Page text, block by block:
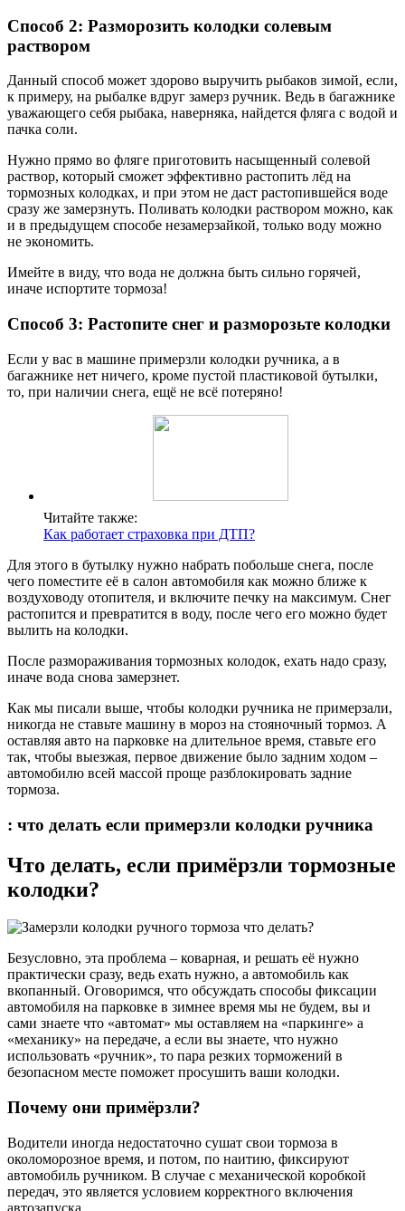
Способ 2: Разморозить колодки солевым
раствором
Данный способ может здорово выручить рыбаков зимой, если,
к примеру, на рыбалке вдруг замерз ручник. Ведь в багажнике
уважающего себя рыбака, наверняка, найдется фляга с водой и
пачка соли.
Нужно прямо во фляге приготовить насыщенный солевой
раствор, который сможет эффективно растопить лёд на
тормозных колодках, и при этом не даст растопившейся воде
сразу же замерзнуть. Поливать колодки раствором можно, как
и в предыдущем способе незамерзайкой, только воду можно
не экономить.
Имейте в виду, что вода не должна быть сильно горячей,
иначе испортите тормоза!
Способ 3: Растопите снег и разморозьте колодки
Если у вас в машине примерзли колодки ручника, а в
багажнике нет ничего, кроме пустой пластиковой бутылки,
то, при наличии снега, ещё не всё потеряно!
Читайте также:
Как работает страховка при ДТП?
Для этого в бутылку нужно набрать побольше снега, после
чего поместите её в салон автомобиля как можно ближе к
воздуховоду отопителя, и включите печку на максимум. Снег
растопится и превратится в воду, после чего его можно будет
вылить на колодки.
После размораживания тормозных колодок, ехать надо сразу,
иначе вода снова замерзнет.
Как мы писали выше, чтобы колодки ручника не примерзали,
никогда не ставьте машину в мороз на стояночный тормоз. А
оставляя авто на парковке на длительное время, ставьте его
так, чтобы выезжая, первое движение было задним ходом –
автомобилю всей массой проще разблокировать задние
тормоза.
: что делать если примерзли колодки ручника
Что делать, если примёрзли тормозные
колодки?
Безусловно, эта проблема – коварная, и решать её нужно
практически сразу, ведь ехать нужно, а автомобиль как
вкопанный. Оговоримся, что обсуждать способы фиксации
автомобиля на парковке в зимнее время мы не будем, вы и
сами знаете что «автомат» мы оставляем на «паркинге» а
«механику» на передаче, а если вы знаете, что нужно
использовать «ручник», то пара резких торможений в
безопасном месте поможет просушить ваши колодки.
Почему они примёрзли?
Водители иногда недостаточно сушат свои тормоза в
околоморозное время, и потом, по наитию, фиксируют
автомобиль ручником. В случае с механической коробкой
передач, это является условием корректного включения
автозапуска.